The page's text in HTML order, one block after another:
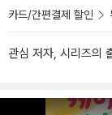
카드/간편결제 할인
관심 저자, 시리즈의